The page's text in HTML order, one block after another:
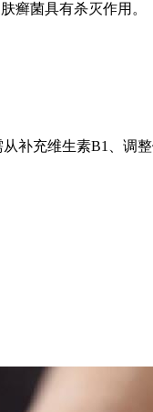
癣菌具有杀灭作用。
补充维生素B1、调